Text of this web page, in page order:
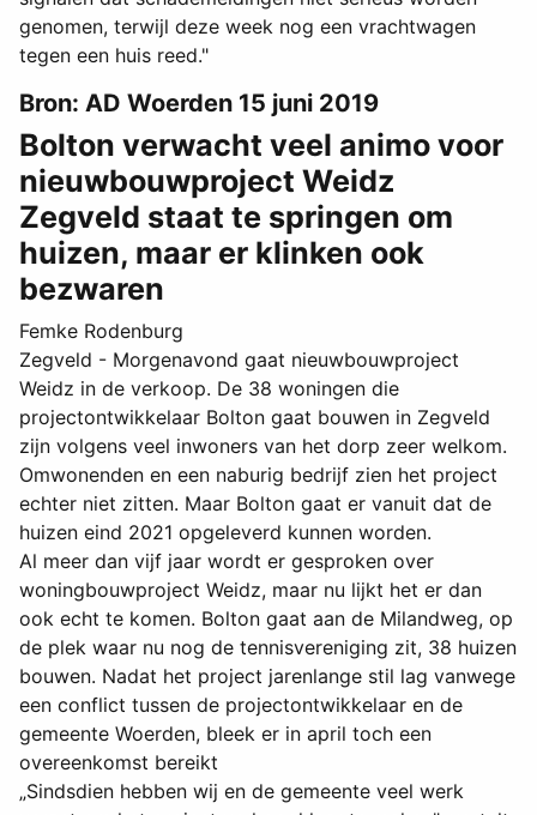
genomen, terwijl deze week nog een vrachtwagen
tegen een huis reed."
Bron: AD Woerden 15 juni 2019
Bolton verwacht veel animo voor
nieuwbouwproject Weidz
Zegveld staat te springen om
huizen, maar er klinken ook
bezwaren
Femke Rodenburg
Zegveld - Morgenavond gaat nieuwbouwproject
Weidz in de verkoop. De 38 woningen die
projectontwikkelaar Bolton gaat bouwen in Zegveld
zijn volgens veel inwoners van het dorp zeer welkom.
Omwonenden en een naburig bedrijf zien het project
echter niet zitten. Maar Bolton gaat er vanuit dat de
huizen eind 2021 opgeleverd kunnen worden.
Al meer dan vijf jaar wordt er gesproken over
woningbouwproject Weidz, maar nu lijkt het er dan
ook echt te komen. Bolton gaat aan de Milandweg, op
de plek waar nu nog de tennisvereniging zit, 38 huizen
bouwen. Nadat het project jarenlange stil lag vanwege
een conflict tussen de projectontwikkelaar en de
gemeente Woerden, bleek er in april toch een
overeenkomst bereikt
„Sindsdien hebben wij en de gemeente veel werk